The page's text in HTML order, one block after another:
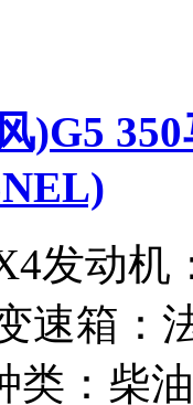
)G5
发动机
速箱：
类： 柴油